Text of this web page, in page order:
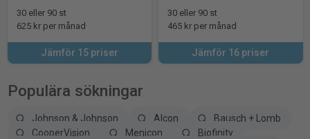
30 eller 90 st
625 kr per månad
Jämför 15 priser
30 eller 90 st
465 kr per månad
Jämför 16 priser
Populära sökningar
Johnson & Johnson Alcon
Bausch + Lomb
CooperVision
Menicon
Biofinity